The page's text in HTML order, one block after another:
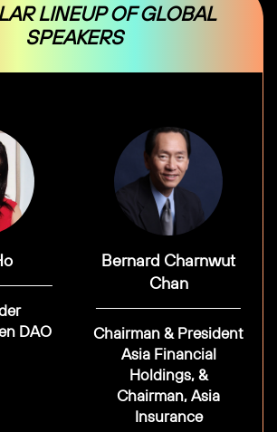
LINEUP OF GLOBAL
SPEAKERS
DAO
Bernard Charnwut
Chan
Chairman & President
Asia Financial
Holdings, &
Chairman, Asia
Insurance